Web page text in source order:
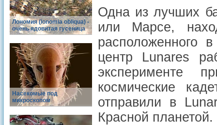
Лономия (lonomia obliqua) -
очень ядовитая гусеница
Насекомые под
микроскопом
Одна из лучших
или Марсе,
расположенного
центр Lunares
эксперименте
космические
отправили в
Красной планетой.